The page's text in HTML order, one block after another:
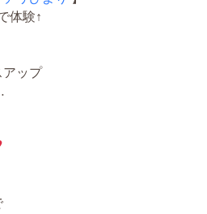
体験↑
アップ